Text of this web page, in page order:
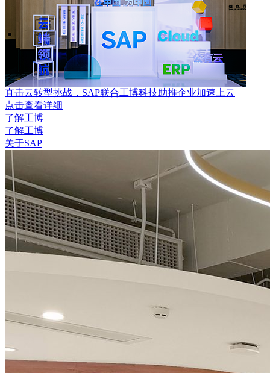
直击云转型挑战，SAP联合工博科技助推企业加速上云
点击查看详细
了解工博
了解工博
关于SAP